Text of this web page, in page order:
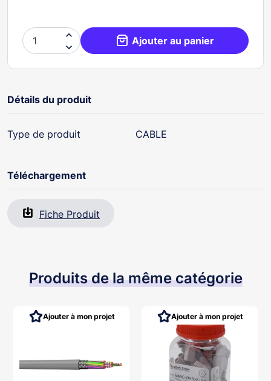

 Ajouter au panier
Détails du produit
Type de produit CABLE
Téléchargement
Fiche Produit
Produits de la même catégorie
Ajouter à mon projet Ajouter à mon projet